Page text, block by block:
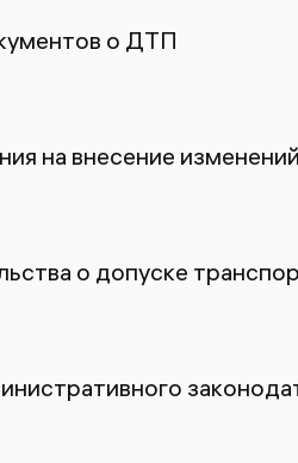
о ДТП
на внесение
о допуске